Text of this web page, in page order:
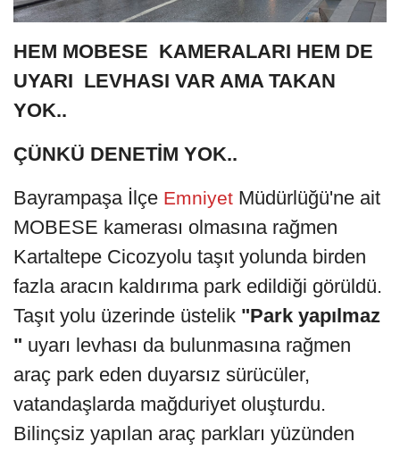
HEM MOBESE KAMERALARI HEM DE
UYARI LEVHASI VAR AMA TAKAN
YOK..
ÇÜNKÜ DENETİM YOK..
Bayrampaşa İlçe Emniyet Müdürlüğü'ne ait
MOBESE kamerası olmasına rağmen
Kartaltepe Cicozyolu taşıt yolunda birden
fazla aracın kaldırıma park edildiği görüldü.
Taşıt yolu üzerinde üstelik "Park yapılmaz
" uyarı levhası da bulunmasına rağmen
araç park eden duyarsız sürücüler,
vatandaşlarda mağduriyet oluşturdu.
Bilinçsiz yapılan araç parkları yüzünden